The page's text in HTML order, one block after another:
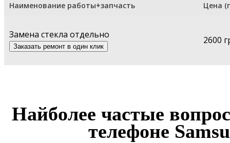
Наименование работы+запчасть Цена
Замена стекла отдельно 2600
Найболее частые
телефоне